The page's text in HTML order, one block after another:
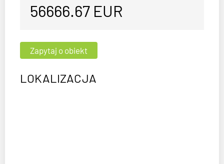
56666.67 EUR
LOKALIZACJA